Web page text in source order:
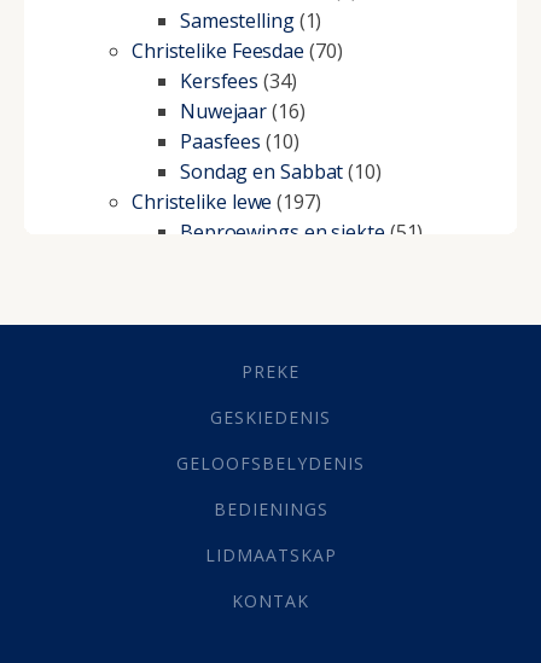
Samestelling(1)
Christelike Feesdae (70)
Kersfees (34)
Nuwejaar(16)
Paasfees (10)
Sondag en Sabbat(10)
Christelike lewe (197)
Beproewings en siekte (51)
Geestelike Groei(10)
(21)
Grys Areas(4)
Lewensdoel(3)
Selfondersoek(1)
Werk(22)
(142)
PREKE
GESKIEDENIS
GELOOFSBELYDENIS
BEDIENINGS
LIDMAATSKAP
KONTAK